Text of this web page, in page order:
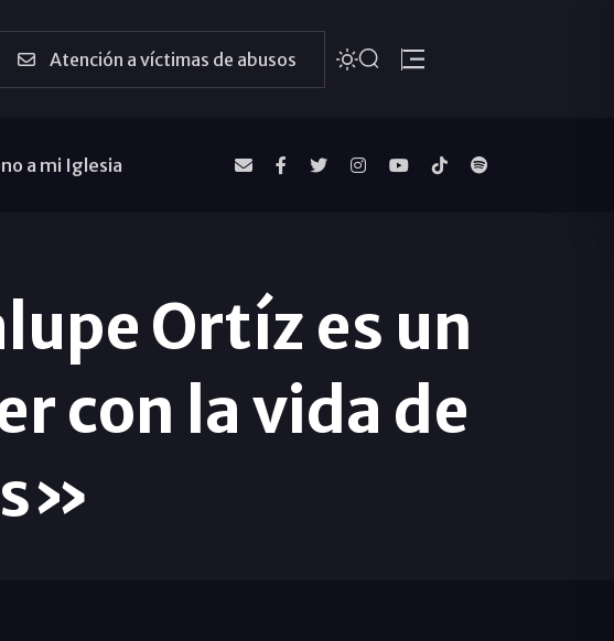
Atención a víctimas de abusos
a mi Iglesia
Ortíz es un
con la vida de